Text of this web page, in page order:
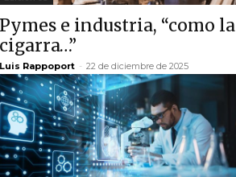
Pymes e industria, “como la
cigarra…”
Luis Rappoport - 22 de diciembre de 2025